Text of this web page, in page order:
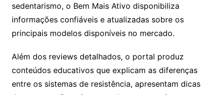
sedentarismo, o Bem Mais Ativo disponibiliza
informações confiáveis e atualizadas sobre os
principais modelos disponíveis no mercado.
Além dos reviews detalhados, o portal produz
conteúdos educativos que explicam as diferenças
entre os sistemas de resistência, apresentam dicas